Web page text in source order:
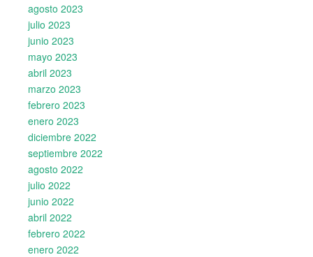
agosto 2023
julio 2023
junio 2023
mayo 2023
abril 2023
marzo 2023
febrero 2023
enero 2023
diciembre 2022
septiembre 2022
agosto 2022
julio 2022
junio 2022
abril 2022
febrero 2022
enero 2022